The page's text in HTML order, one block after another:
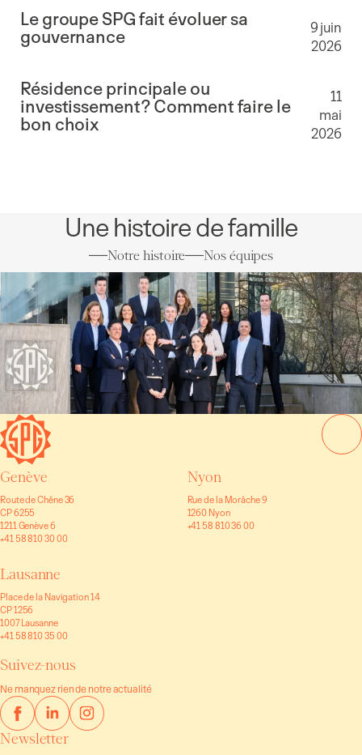
Le groupe SPG fait évoluer sa
gouvernance
9 juin
2026
Résidence principale ou
investissement? Comment faire le
bon choix
11
mai
2026
Une histoire de famille
Notre histoire Nos équipes
Genève
Route de Chêne 36
CP 6255
1211 Genève 6
+41 58 810 30 00
Nyon
Rue de la Morâche 9
1260 Nyon
+41 58 810 36 00
Lausanne
Place de la Navigation 14
CP 1256
1007 Lausanne
+41 58 810 35 00
Suivez-nous
Ne manquez rien de notre actualité
Newsletter